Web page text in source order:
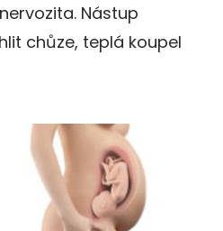
Nástup
chůze, teplá koupel